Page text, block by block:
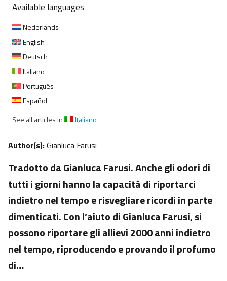
Available languages
Nederlands
English
Deutsch
Italiano
Português
Español
See all articles in
Italiano
Author(s):Gianluca Farusi
Tradotto da Gianluca Farusi. Anche gli odori di
tutti i giorni hanno la capacità di riportarci
indietro nel tempo e risvegliare ricordi in parte
dimenticati. Con l’aiuto di Gianluca Farusi, si
possono riportare gli allievi 2000 anni indietro
nel tempo, riproducendo e provando il profumo
di…